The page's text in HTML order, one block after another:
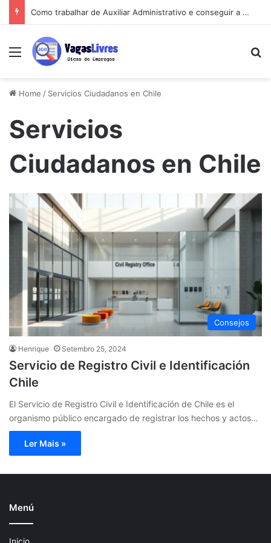
Como trabalhar de Auxiliar Administrativo e conseguir a primeira vaga rápido
Menu
Home / Servicios Ciudadanos en Chile
Servicios
Ciudadanos en Chile
Consejos
Henrique Setembro 25, 2024
Servicio de Registro Civil e Identificación
Chile
El Servicio de Registro Civil e Identificación de Chile es el
organismo público encargado de registrar los hechos y actos…
Ler Mais »
Menú
Inicio